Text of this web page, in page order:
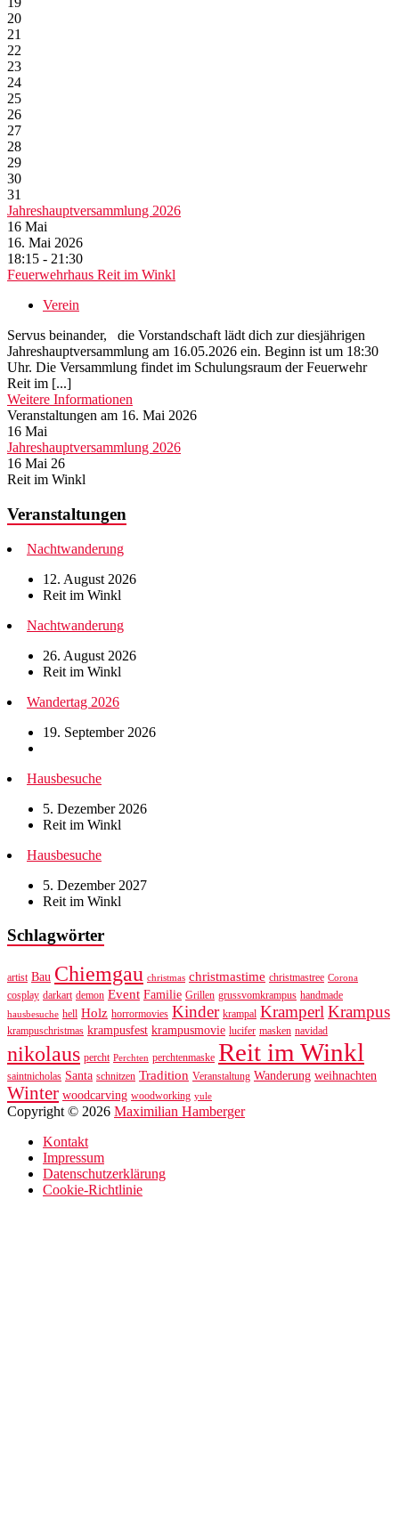
20
21
22
23
24
25
26
27
28
29
30
31
Jahreshauptversammlung 2026
16 Mai
16. Mai 2026
18:15 - 21:30
Feuerwehrhaus Reit im Winkl
Verein
Servus beinander, die Vorstandschaft lädt dich zur diesjährigen
Jahreshauptversammlung am 16.05.2026 ein. Beginn ist um 18:30
Uhr. Die Versammlung findet im Schulungsraum der Feuerwehr
Reit im [...]
Weitere Informationen
Veranstaltungen am 16. Mai 2026
16 Mai
Jahreshauptversammlung 2026
16 Mai 26
Reit im Winkl
Veranstaltungen
Nachtwanderung
12. August 2026
Reit im Winkl
Nachtwanderung
26. August 2026
Reit im Winkl
Wandertag 2026
19. September 2026
Hausbesuche
5. Dezember 2026
Reit im Winkl
Hausbesuche
5. Dezember 2027
Reit im Winkl
Schlagwörter
artist Bau Chiemgau christmas christmastime christmastree Corona
cosplay darkart demon Event Familie Grillen grussvomkrampus handmade
hausbesuche hell Holz horrormovies Kinder krampal Kramperl Krampus
krampuschristmas krampusfest krampusmovie lucifer masken navidad
nikolaus percht Perchten perchtenmaske Reit im Winkl
saintnicholas Santa schnitzen Tradition Veranstaltung Wanderung weihnachten
Winter woodcarving woodworking yule
Copyright © 2026 Maximilian Hamberger
Kontakt
Impressum
Datenschutzerklärung
Cookie-Richtlinie